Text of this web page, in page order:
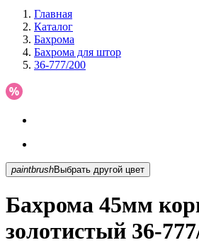
Главная
Каталог
Бахрома
Бахрома для штор
36-777/200
paintbrush Выбрать другой цвет
Бахрома 45мм
золотистый 36-